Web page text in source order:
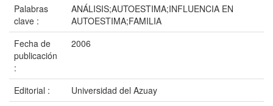
Palabras
clave :
ANÁLISIS;AUTOESTIMA;INFLUENCIA EN
AUTOESTIMA;FAMILIA
Fecha de
publicación
:
2006
Editorial :
Universidad del Azuay